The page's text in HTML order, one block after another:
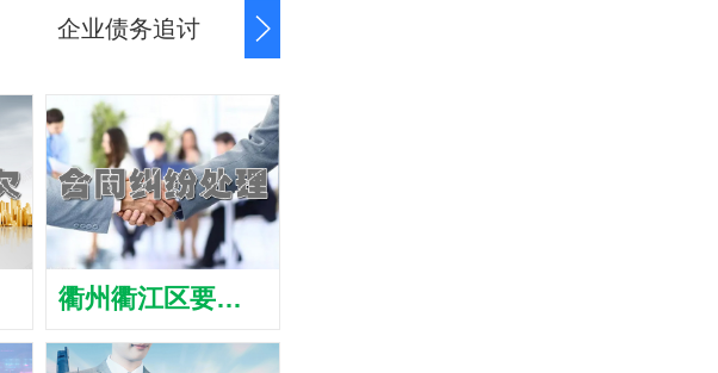
企业债务追讨 商账追讨清欠
衢州衢江区要账公司